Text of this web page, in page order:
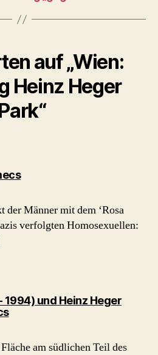
auf „Wien:
Heinz Heger
sagt:
Männer mit dem ‘Rosa
verfolgten Homosexuellen:
1994) und Heinz Heger
sagt:
am südlichen Teil des